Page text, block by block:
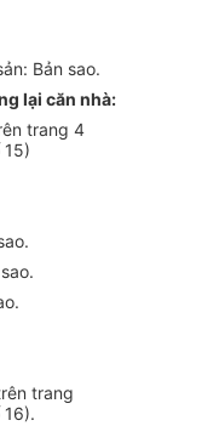
Bản sao.
lại căn nhà:
trang 4
15)
trang
16).